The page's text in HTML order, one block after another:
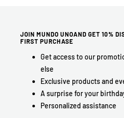
JOIN MUNDO UNOAND GET 10%
FIRST PURCHASE
Get access to our
else
Exclusive products and
A surprise for your
Personalized assistance